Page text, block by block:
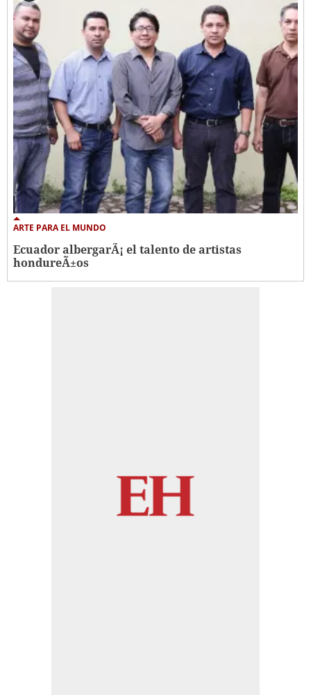
ARTE PARA EL MUNDO
Ecuador albergarÃ¡ el talento de artistas
hondureÃ±os